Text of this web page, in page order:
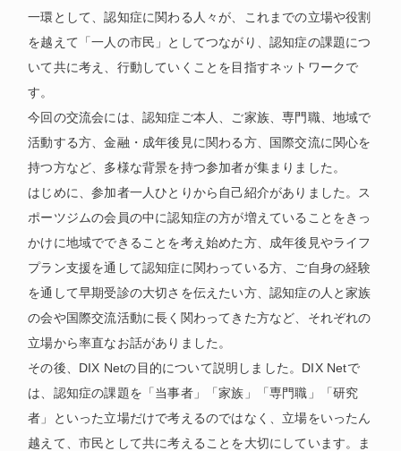
一環として、認知症に関わる人々が、これまでの立場や役割
を越えて「一人の市民」としてつながり、認知症の課題につ
いて共に考え、行動していくことを目指すネットワークで
す。
今回の交流会には、認知症ご本人、ご家族、専門職、地域で
活動する方、金融・成年後見に関わる方、国際交流に関心を
持つ方など、多様な背景を持つ参加者が集まりました。
はじめに、参加者一人ひとりから自己紹介がありました。ス
ポーツジムの会員の中に認知症の方が増えていることをきっ
かけに地域でできることを考え始めた方、成年後見やライフ
プラン支援を通して認知症に関わっている方、ご自身の経験
を通して早期受診の大切さを伝えたい方、認知症の人と家族
の会や国際交流活動に長く関わってきた方など、それぞれの
立場から率直なお話がありました。
その後、DIX Netの目的について説明しました。DIX Netで
は、認知症の課題を「当事者」「家族」「専門職」「研究
者」といった立場だけで考えるのではなく、立場をいったん
越えて、市民として共に考えることを大切にしています。ま